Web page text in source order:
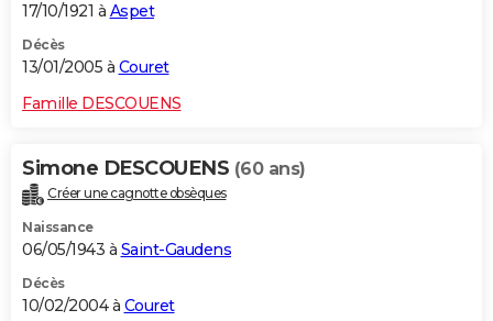
17/10/1921 à Aspet
Décès
13/01/2005 à Couret
Famille DESCOUENS
Simone DESCOUENS (60 ans)
Créer une cagnotte obsèques
Naissance
06/05/1943 à Saint-Gaudens
Décès
10/02/2004 à Couret